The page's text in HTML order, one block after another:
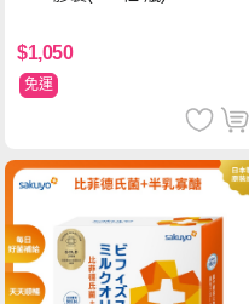
$1,050
免運